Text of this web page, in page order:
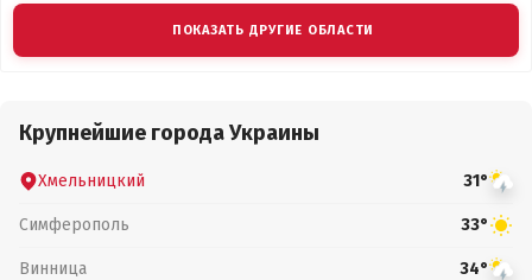
ПОКАЗАТЬ ДРУГИЕ ОБЛАСТИ
Крупнейшие города Украины
Хмельницкий 31°
Симферополь 33°
Винница 34°